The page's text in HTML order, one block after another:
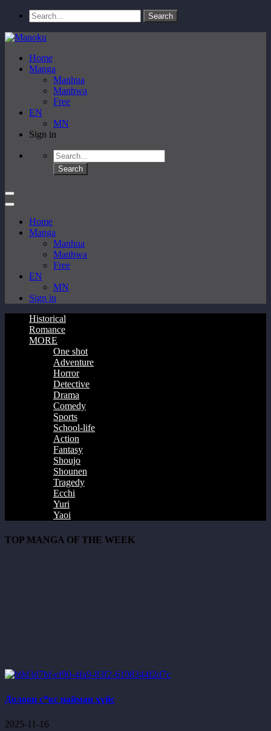
Home
Manga
Manhua
Manhwa
Free
EN
MN
Sign in
Home
Manga
Manhua
Manhwa
Free
EN
MN
Sign in
Historical
Romance
MORE
One shot
Adventure
Horror
Detective
Drama
Comedy
Sports
School-life
Action
Fantasy
Shoujo
Shounen
Tragedy
Ecchi
Yuri
Yaoi
TOP MANGA OF THE WEEK
Долоон с*кс найман хүйс
2025-11-16